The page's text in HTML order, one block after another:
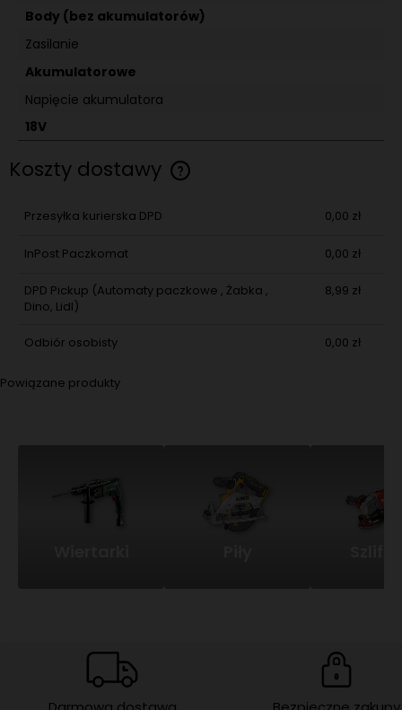
Body (bez akumulatorów)
Zasilanie
Akumulatorowe
Napięcie akumulatora
18V
Koszty dostawy
Cena nie zawiera ewentualnych kosztów płatności
Przesyłka kurierska DPD
0,00 zł
InPost Paczkomat 0,00 zł
DPD Pickup (Automaty paczkowe , Żabka ,
Dino, Lidl)
8,99 zł
Odbiór osobisty 0,00 zł
Powiązane produkty